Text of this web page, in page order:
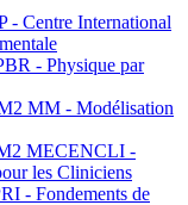
- Centre International
- Physique par
MM - Modélisation
MECENCLI -
les Cliniciens
- Fondements de